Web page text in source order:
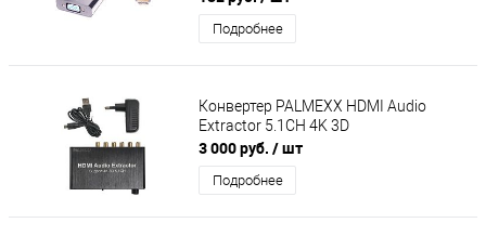
Подробнее
Конвертер PALMEXX HDMI Audio
Extractor 5.1CH 4K 3D
3 000 руб. / шт
Подробнее